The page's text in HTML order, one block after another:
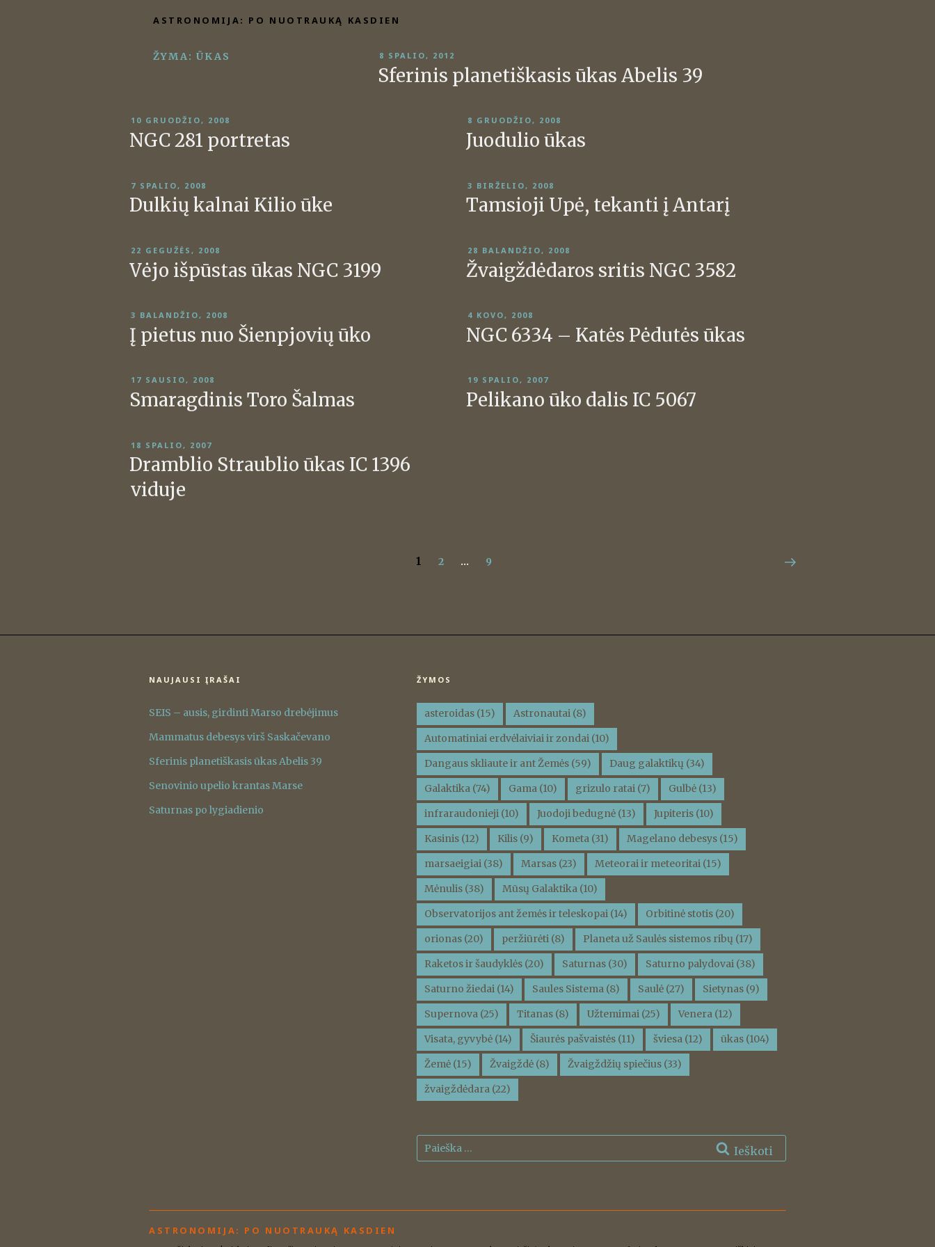
ASTRONOMIJA: PO NUOTRAUKĄ KASDIEN
ŽYMA: ŪKAS PASKELBTA
8 SPALIO, 2012
Sferinis planetiškasis ūkas Abelis 39
PASKELBTA
10 GRUODŽIO, 2008
NGC 281 portretas
PASKELBTA
8 GRUODŽIO, 2008
Juodulio ūkas
PASKELBTA
7 SPALIO, 2008
Dulkių kalnai Kilio ūke
PASKELBTA
3 BIRŽELIO, 2008
Tamsioji Upė, tekanti į Antarį
PASKELBTA
22 GEGUŽĖS, 2008
Vėjo išpūstas ūkas NGC 3199
PASKELBTA
28 BALANDŽIO, 2008
Žvaigždėdaros sritis NGC 3582
PASKELBTA
3 BALANDŽIO, 2008
Į pietus nuo Šienpjovių ūko
PASKELBTA
4 KOVO, 2008
NGC 6334 – Katės Pėdutės ūkas
PASKELBTA
17 SAUSIO, 2008
Smaragdinis Toro Šalmas
PASKELBTA
19 SPALIO, 2007
Pelikano ūko dalis IC 5067
PASKELBTA
18 SPALIO, 2007
Dramblio Straublio ūkas IC 1396
viduje
1 2 … 9
NAUJAUSI ĮRAŠAI
SEIS – ausis, girdinti Marso drebėjimus
Mammatus debesys virš Saskačevano
Sferinis planetiškasis ūkas Abelis 39
Senovinio upelio krantas Marse
Saturnas po lygiadienio
ŽYMOS
asteroidas(15) Astronautai(8)
Automatiniai erdvėlaiviai ir zondai(10)
Dangaus skliaute ir ant Žemės(59) Daug galaktikų (34)
Galaktika(74) Gama(10) grizulo ratai(7) Gulbė(13)
infraraudonieji(10) Juodoji bedugnė(13) Jupiteris(10)
Kasinis(12) Kilis(9) Kometa(31) Magelano debesys(15)
marsaeigiai(38) Marsas(23) Meteorai ir meteoritai(15)
Mėnulis(38) Mūsų Galaktika(10)
Observatorijos ant žemės ir teleskopai(14) Orbitinė stotis(20)
orionas(20) peržiūrėti(8) Planeta už Saulės sistemos ribų (17)
Raketos ir šaudyklės(20) Saturnas(30) Saturno palydovai(38)
Saturno žiedai(14) Saules Sistema(8) Saulė(27) Sietynas(9)
Supernova(25) Titanas(8) Užtemimai(25) Venera(12)
Visata, gyvybė(14) Šiaurės pašvaistės(11) šviesa(12) ūkas(104)
Žemė(15) Žvaigždė(8) Žvaigždžių spiečius(33)
žvaigždėdara(22)
Ieškoti:
Ieškoti
ASTRONOMIJA: PO NUOTRAUKĄ KASDIEN